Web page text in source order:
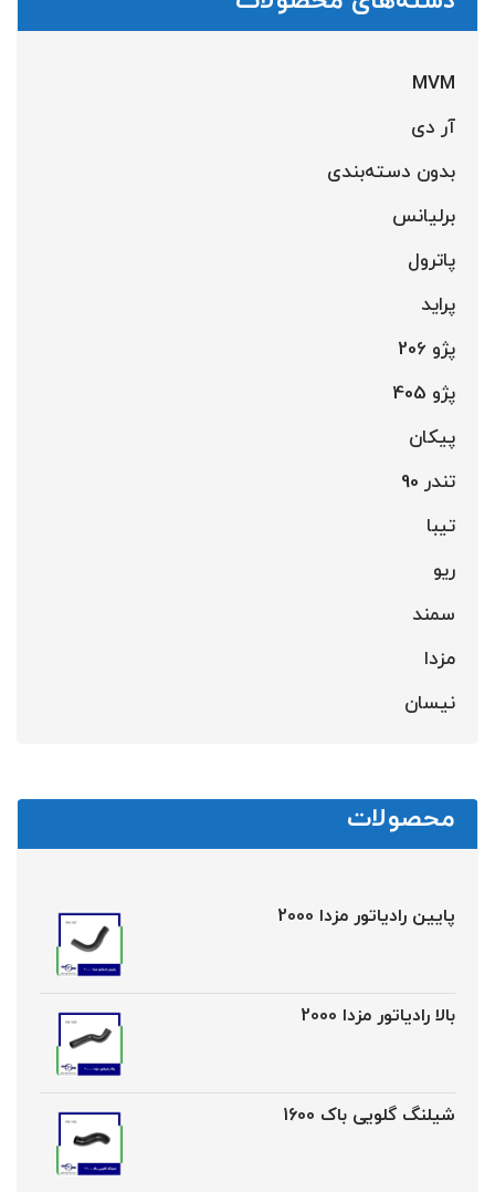
MVM
آر دی
بدون دسته‌بندی
برلیانس
پاترول
پراید
پژو 206
پژو 405
پیکان
تندر 90
تیبا
ریو
سمند
مزدا
نیسان
محصولات
پایین رادیاتور مزدا 2000
بالا رادیاتور مزدا 2000
شیلنگ گلویی باک 1600